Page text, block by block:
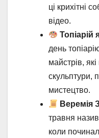
ці крихітні
відео.
Топіарій
день
майстрів,
скульптури,
мистецтво.
Веремія
травня
коли